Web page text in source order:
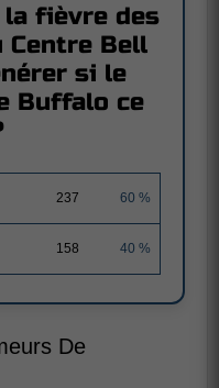
la fièvre des
Bell
si le
Buffalo ce
237 60 %
158 40 %
De